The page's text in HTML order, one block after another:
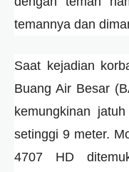
temannya dan
Saat kejadian
Buang Air Besar
kemungkinan
setinggi 9 meter.
4707 HD